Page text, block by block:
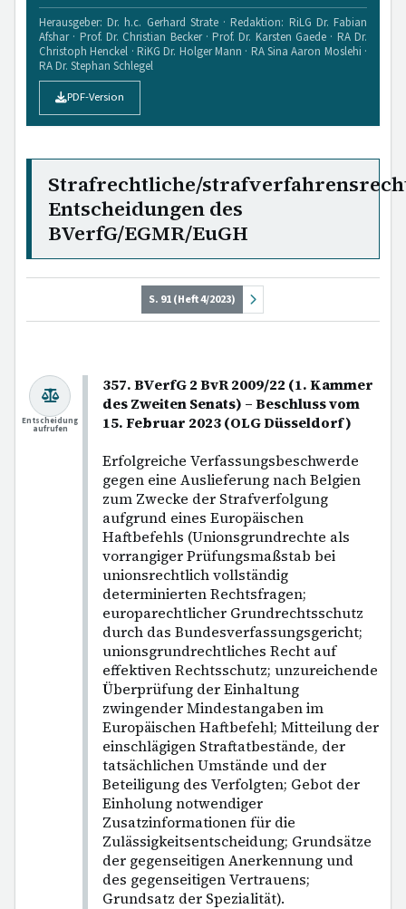
Herausgeber: Dr. h.c. Gerhard Strate · Redaktion: RiLG Dr. Fabian
Afshar · Prof. Dr. Christian Becker · Prof. Dr. Karsten Gaede · RA Dr.
Christoph Henckel · RiKG Dr. Holger Mann · RA Sina Aaron Moslehi ·
RA Dr. Stephan Schlegel
PDF-Version
Strafrechtliche/
Entscheidungen des
BVerfG/EGMR/EuGH
S. 91 (Heft 4/2023)
357. BVerfG 2 BvR 2009/22 (1. Kammer
des Zweiten Senats) – Beschluss vom
15. Februar 2023 (OLG Düsseldorf)
Erfolgreiche Verfassungsbeschwerde
gegen eine Auslieferung nach Belgien
zum Zwecke der Strafverfolgung
aufgrund eines Europäischen
Haftbefehls (Unionsgrundrechte als
vorrangiger Prüfungsmaßstab bei
unionsrechtlich vollständig
determinierten Rechtsfragen;
europarechtlicher Grundrechtsschutz
durch das Bundesverfassungsgericht;
unionsgrundrechtliches Recht auf
effektiven Rechtsschutz; unzureichende
Überprüfung der Einhaltung
zwingender Mindestangaben im
Europäischen Haftbefehl; Mitteilung der
einschlägigen Straftatbestände, der
tatsächlichen Umstände und der
Beteiligung des Verfolgten; Gebot der
Einholung notwendiger
Zusatzinformationen für die
Zulässigkeitsentscheidung; Grundsätze
der gegenseitigen Anerkennung und
des gegenseitigen Vertrauens;
Grundsatz der Spezialität).
Entscheidung
aufrufen